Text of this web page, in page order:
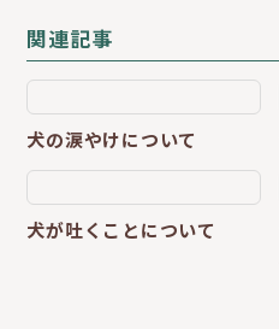
関連記事
犬の涙やけについて
犬が吐くことについて